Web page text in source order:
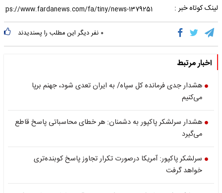
لینک کوتاه خبر :
۰ نفر دیگر این مطلب را پسندیدند
اخبار مرتبط
هشدار جدی فرمانده کل سپاه/ به ایران تعدی شود، جهنم برپا
می‌کنیم
هشدار سرلشکر پاکپور به دشمنان: هر خطای محاسباتی پاسخ قاطع
می‌گیرد
سرلشکر پاکپور: آمریکا درصورت تکرار تجاوز پاسخ کوبنده‌تری
خواهد گرفت